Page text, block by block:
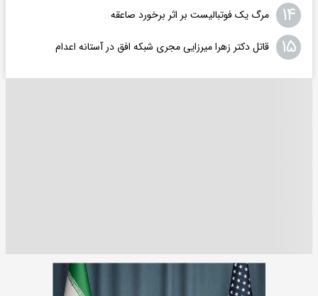
۱۴ مرگ یک فوتبالیست بر اثر برخورد صاعقه
۱۵ قاتل دکتر زهرا میرزایی مجری شبکه افق در آستانه اعدام